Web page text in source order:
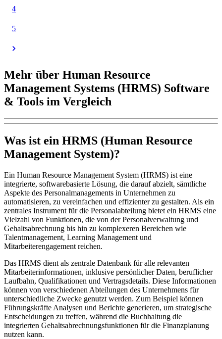
4
5
Mehr über Human Resource
Management Systems (HRMS) Software
& Tools im Vergleich
Was ist ein HRMS (Human Resource
Management System)?
Ein Human Resource Management System (HRMS) ist eine
integrierte, softwarebasierte Lösung, die darauf abzielt, sämtliche
Aspekte des Personalmanagements in Unternehmen zu
automatisieren, zu vereinfachen und effizienter zu gestalten. Als ein
zentrales Instrument für die Personalabteilung bietet ein HRMS eine
Vielzahl von Funktionen, die von der Personalverwaltung und
Gehaltsabrechnung bis hin zu komplexeren Bereichen wie
Talentmanagement, Learning Management und
Mitarbeiterengagement reichen.
Das HRMS dient als zentrale Datenbank für alle relevanten
Mitarbeiterinformationen, inklusive persönlicher Daten, beruflicher
Laufbahn, Qualifikationen und Vertragsdetails. Diese Informationen
können von verschiedenen Abteilungen des Unternehmens für
unterschiedliche Zwecke genutzt werden. Zum Beispiel können
Führungskräfte Analysen und Berichte generieren, um strategische
Entscheidungen zu treffen, während die Buchhaltung die
integrierten Gehaltsabrechnungsfunktionen für die Finanzplanung
nutzen kann.